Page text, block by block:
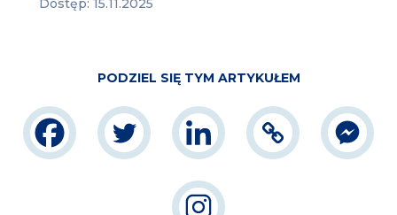
Dostęp: 15.11.2025
PODZIEL SIĘ TYM ARTYKUŁEM